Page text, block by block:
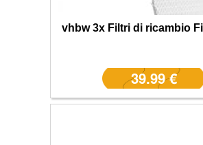
vhbw 3x Filtri di ricambio
39.99 €